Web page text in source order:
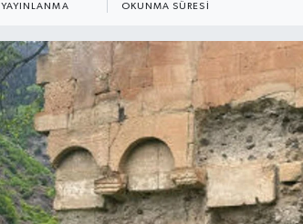
YAYINLANMA OKUNMA SÜRESI